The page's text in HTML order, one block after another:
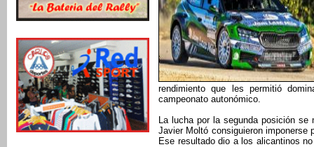
rendimiento que les permitió
campeonato autonómico.
La lucha por la segunda posición
Javier Moltó consiguieron imponerse
Ese resultado dio a los alicantinos